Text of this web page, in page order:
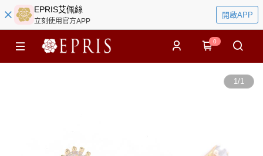
EPRIS艾佩絲
立刻使用官方APP
開啟APP
0
1/1